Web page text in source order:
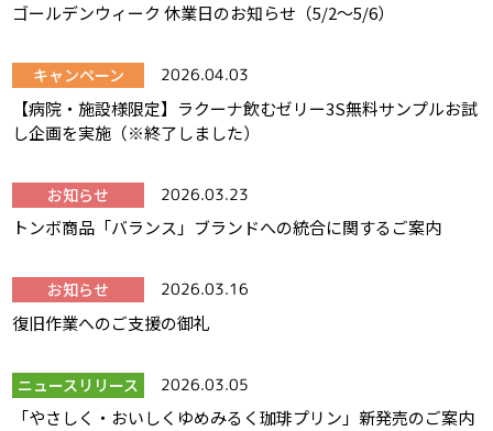
ゴールデンウィーク 休業日のお知らせ（5/2～5/6）
キャンペーン 2026.04.03
【病院・施設様限定】ラクーナ飲むゼリー3S無料サンプルお試
し企画を実施（※終了しました）
お知らせ 2026.03.23
トンボ商品「バランス」ブランドへの統合に関するご案内
お知らせ 2026.03.16
復旧作業へのご支援の御礼
ニュースリリース 2026.03.05
「やさしく・おいしくゆめみるく珈琲プリン」新発売のご案内